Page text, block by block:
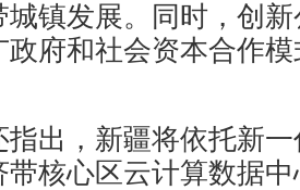
镇发展。同时，创
府和社会资本合作
，新疆将依托新一
核心区云计算数据